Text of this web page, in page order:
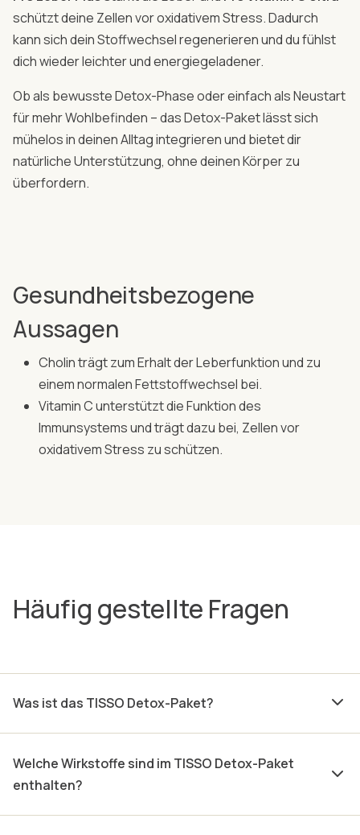
schützt deine Zellen vor oxidativem Stress. Dadurch
kann sich dein Stoffwechsel regenerieren und du fühlst
dich wieder leichter und energiegeladener.
Ob als bewusste Detox-Phase oder einfach als Neustart
für mehr Wohlbefinden – das Detox-Paket lässt sich
mühelos in deinen Alltag integrieren und bietet dir
natürliche Unterstützung, ohne deinen Körper zu
überfordern.
Gesundheitsbezogene
Aussagen
Cholin trägt zum Erhalt der Leberfunktion und zu
einem normalen Fettstoffwechsel bei.
Vitamin C unterstützt die Funktion des
Immunsystems und trägt dazu bei, Zellen vor
oxidativem Stress zu schützen.
Häufig gestellte Fragen
Was ist das TISSO Detox-Paket?
Welche Wirkstoffe sind im TISSO Detox-Paket
enthalten?